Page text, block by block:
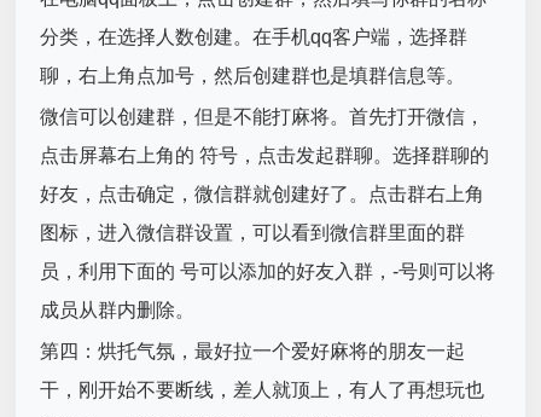
分类，在选择人数创建。在手机qq客户端，选择群
聊，右上角点加号，然后创建群也是填群信息等。
微信可以创建群，但是不能打麻将。首先打开微信，
点击屏幕右上角的 符号，点击发起群聊。选择群聊的
好友，点击确定，微信群就创建好了。点击群右上角
图标，进入微信群设置，可以看到微信群里面的群
员，利用下面的 号可以添加的好友入群，-号则可以将
成员从群内删除。
第四：烘托气氛，最好拉一个爱好麻将的朋友一起
干，刚开始不要断线，差人就顶上，有人了再想玩也